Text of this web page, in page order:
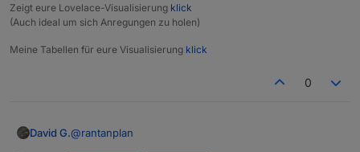
Spoiler
Zeigt eure Lovelace-Visualisierung klick
(Auch ideal um sich Anregungen zu holen)
Meine Tabellen für eure Visualisierung klick
0
David G.@rantanplan